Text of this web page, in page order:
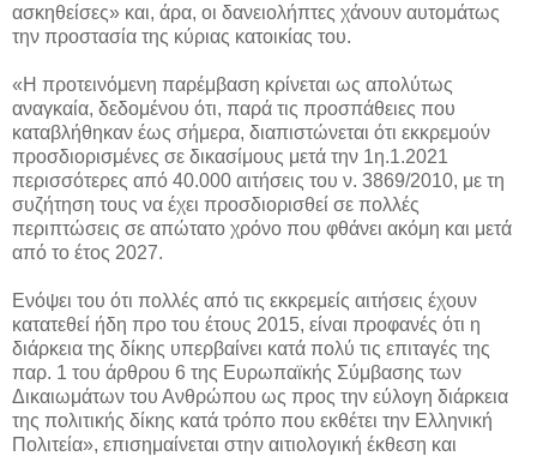
ασκηθείσες» και, άρα, οι δανειολήπτες χάνουν αυτομάτως
την προστασία της κύριας κατοικίας του.
«Η προτεινόμενη παρέμβαση κρίνεται ως απολύτως
αναγκαία, δεδομένου ότι, παρά τις προσπάθειες που
καταβλήθηκαν έως σήμερα, διαπιστώνεται ότι εκκρεμούν
προσδιορισμένες σε δικασίμους μετά την 1η.1.2021
περισσότερες από 40.000 αιτήσεις του ν. 3869/2010, με τη
συζήτηση τους να έχει προσδιορισθεί σε πολλές
περιπτώσεις σε απώτατο χρόνο που φθάνει ακόμη και μετά
από το έτος 2027.
Ενόψει του ότι πολλές από τις εκκρεμείς αιτήσεις έχουν
κατατεθεί ήδη προ του έτους 2015, είναι προφανές ότι η
διάρκεια της δίκης υπερβαίνει κατά πολύ τις επιταγές της
παρ. 1 του άρθρου 6 της Ευρωπαϊκής Σύμβασης των
Δικαιωμάτων του Ανθρώπου ως προς την εύλογη διάρκεια
της πολιτικής δίκης κατά τρόπο που εκθέτει την Ελληνική
Πολιτεία», επισημαίνεται στην αιτιολογική έκθεση και